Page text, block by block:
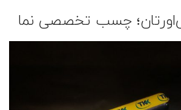
چسب تخصصی نما